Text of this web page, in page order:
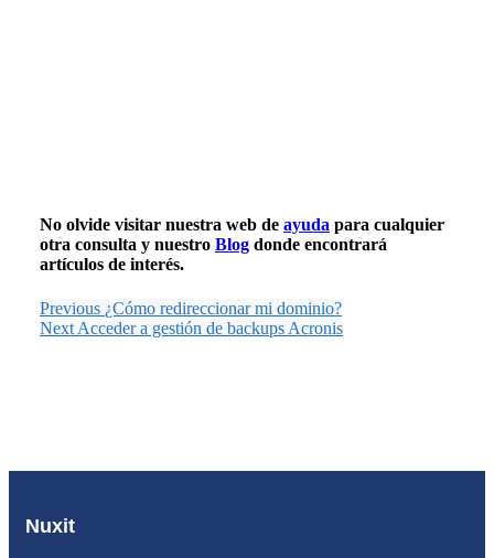
No olvide visitar nuestra web de ayuda para cualquier
otra consulta y nuestro Blog donde encontrará
artículos de interés.
Previous ¿Cómo redireccionar mi dominio?
Next Acceder a gestión de backups Acronis
Nuxit